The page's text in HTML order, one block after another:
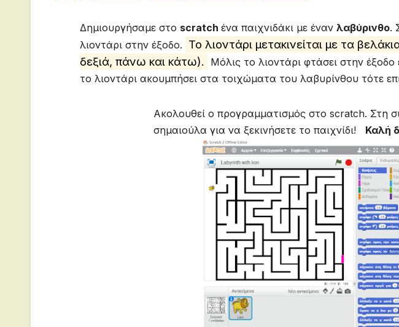
Δημιουργήσαμε στο scratch ένα παιχνιδάκι με έναν λαβύρινθο.
λιοντάρι στην έξοδο. Το λιοντάρι μετακινείται με τα
δεξιά, πάνω και κάτω).
Μόλις το λιοντάρι φτάσει στην
το λιοντάρι ακουμπήσει στα τοιχώματα του λαβυρίνθου τότε
Ακολουθεί ο προγραμματισμός στο scratch. Στη
σημαιούλα για να ξεκινήσετε το παιχνίδι! Καλή